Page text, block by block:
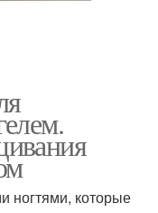
ногтями, которые